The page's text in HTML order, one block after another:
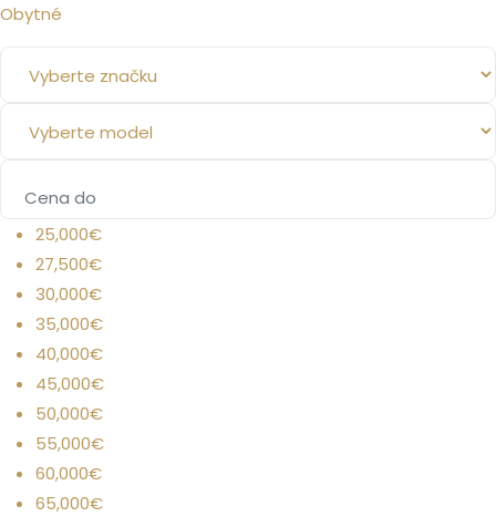
Obytné
25,000€
27,500€
30,000€
35,000€
40,000€
45,000€
50,000€
55,000€
60,000€
65,000€